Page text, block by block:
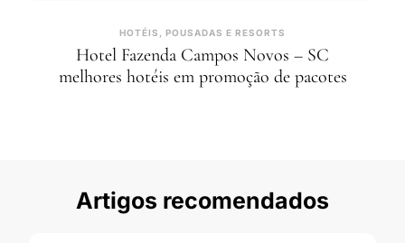
HOTÉIS, POUSADAS E RESORTS
Hotel Fazenda Campos Novos – SC
melhores hotéis em promoção de pacotes
Artigos recomendados